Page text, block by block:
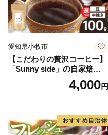
愛知県小牧市
【こだわりの贅沢コーヒー】
「Sunny side」の自家焙煎珈
琲ストロングブレンド（100
4,000円